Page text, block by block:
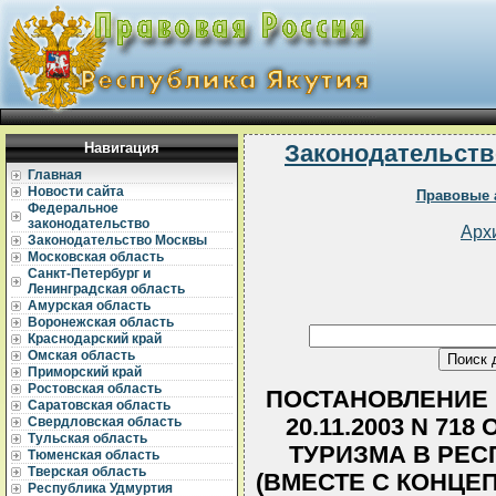
Навигация
Главная
Новости сайта
Федеральное
законодательство
Законодательство Москвы
Московская область
Санкт-Петербург и
Ленинградская область
Амурская область
Воронежская область
Краснодарский край
Омская область
Приморский край
Ростовская область
Саратовская область
Свердловская область
Тульская область
Тюменская область
Тверская область
Республика Удмуртия
Правовые
ПОСТАНОВЛЕНИЕ
20.11.2003 N
ТУРИЗМА В
(ВМЕСТЕ С